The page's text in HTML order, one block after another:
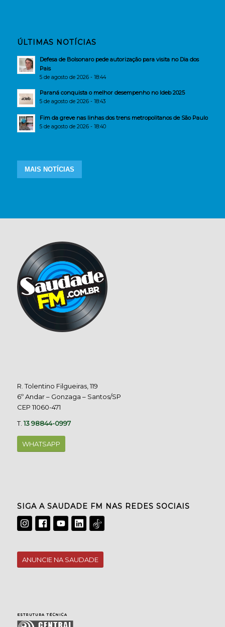
ÚLTIMAS NOTÍCIAS
Defesa de Bolsonaro pede autorização para visita no Dia dos
Pais
5 de agosto de 2026 - 18:44
Paraná conquista o melhor desempenho no Ideb 2025
5 de agosto de 2026 - 18:43
Fim da greve nas linhas dos trens metropolitanos de São Paulo
5 de agosto de 2026 - 18:40
MAIS NOTÍCIAS
R. Tolentino Filgueiras, 119
6º Andar – Gonzaga – Santos/SP
CEP 11060-471
T.13 98844-0997
WHATSAPP
SIGA A SAUDADE FM NAS REDES SOCIAIS
ANUNCIE NA SAUDADE